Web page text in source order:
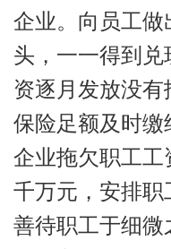
企业。向员工
头，一一得到
资逐月发放没
保险足额及时缴
企业拖欠职工工
千万元，安排职
善待职工于细微